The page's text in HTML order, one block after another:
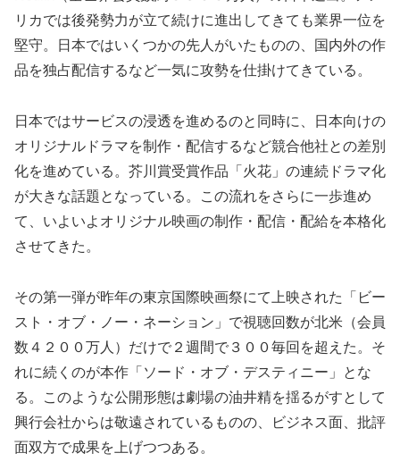
リカでは後発勢力が立て続けに進出してきても業界一位を
堅守。日本ではいくつかの先人がいたものの、国内外の作
品を独占配信するなど一気に攻勢を仕掛けてきている。
日本ではサービスの浸透を進めるのと同時に、日本向けの
オリジナルドラマを制作・配信するなど競合他社との差別
化を進めている。芥川賞受賞作品「火花」の連続ドラマ化
が大きな話題となっている。この流れをさらに一歩進め
て、いよいよオリジナル映画の制作・配信・配給を本格化
させてきた。
その第一弾が昨年の東京国際映画祭にて上映された「ビー
スト・オブ・ノー・ネーション」で視聴回数が北米（会員
数４２００万人）だけで２週間で３００毎回を超えた。そ
れに続くのが本作「ソード・オブ・デスティニー」とな
る。このような公開形態は劇場の油井精を揺るがすとして
興行会社からは敬遠されているものの、ビジネス面、批評
面双方で成果を上げつつある。